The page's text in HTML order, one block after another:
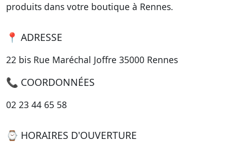
produits dans votre boutique à Rennes.
📍 ADRESSE
22 bis Rue Maréchal Joffre 35000 Rennes
📞 COORDONNÉES
02 23 44 65 58
⌚ HORAIRES D'OUVERTURE